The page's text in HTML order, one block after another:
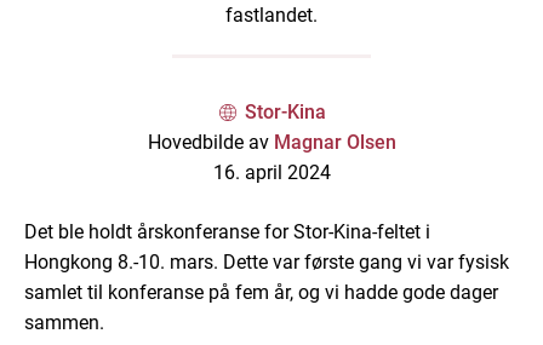
fastlandet.
Stor-Kina
Hovedbilde av Magnar Olsen
16. april 2024
Det ble holdt årskonferanse for Stor-Kina-feltet i
Hongkong 8.-10. mars. Dette var første gang vi var fysisk
samlet til konferanse på fem år, og vi hadde gode dager
sammen.